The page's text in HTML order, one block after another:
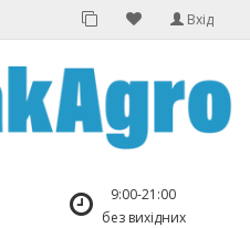
Вхід
9:00-21:00
без вихідних